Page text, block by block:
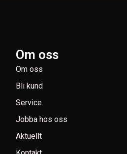
Om oss
Om oss
Bli kund
Service
Jobba hos oss
Aktuellt